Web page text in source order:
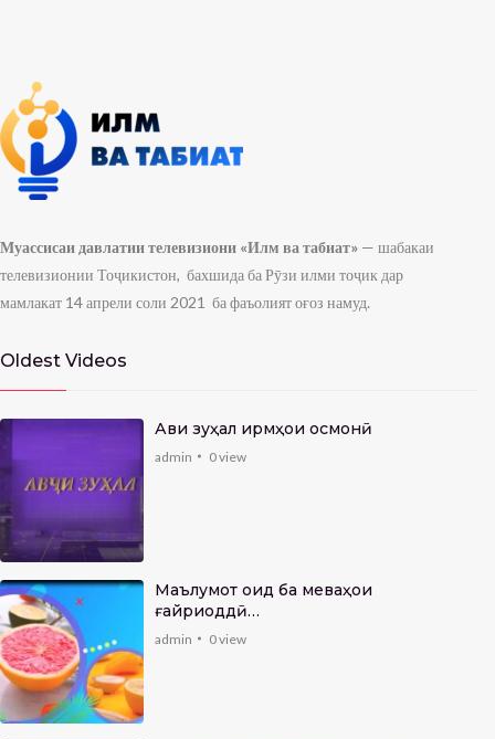
Муассисаи давлатии телевизиони «Илм ва табиат» — шабакаи
телевизионии Тоҷикистон, бахшида ба Рӯзи илми тоҷик дар
мамлакат 14 апрели соли 2021 ба фаъолият оғоз намуд.
Oldest Videos
Авҷи зуҳал ҷирмҳои осмонӣ
admin 0view
Маълумот оид ба меваҳои
ғайриоддӣ…
admin 0view